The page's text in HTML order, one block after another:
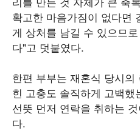
확고한 마음가짐이 없다면
게 상처를 남길 수 있으므
다"고 덧붙였다.
한편 부부는 재혼식 당시
힌 고충도 솔직하게 고백
선뜻 먼저 연락을 취하는
다.